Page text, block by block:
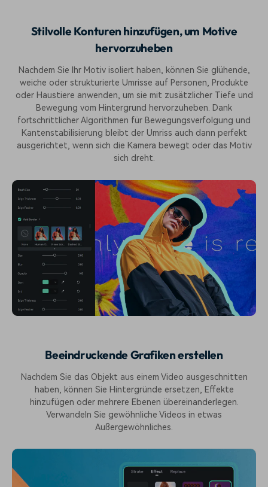
Stilvolle Konturen hinzufügen, um Motive
hervorzuheben
Nachdem Sie Ihr Motiv isoliert haben, können Sie glühende,
weiche oder strukturierte Umrisse auf Personen, Produkte
oder Haustiere anwenden, um sie mit zusätzlicher Tiefe und
Bewegung vom Hintergrund hervorzuheben. Dank
fortschrittlicher Algorithmen für Bewegungsverfolgung und
Kantenstabilisierung bleibt der Umriss auch dann perfekt
ausgerichtet, wenn sich die Kamera bewegt oder das Motiv
sich dreht.
Beeindruckende Grafiken erstellen
Nachdem Sie das Objekt aus einem Video ausgeschnitten
haben, können Sie Hintergründe ersetzen, Effekte
hinzufügen oder mehrere Ebenen übereinanderlegen.
Verwandeln Sie gewöhnliche Videos in etwas
Außergewöhnliches.